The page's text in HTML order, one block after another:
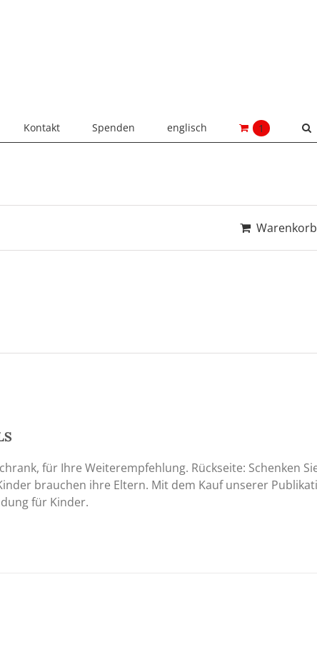
Kontakt Spenden englisch 1
für Ihre Weiterempfehlung. Rückseite: Schenken
brauchen ihre Eltern. Mit dem Kauf unserer
für Kinder.